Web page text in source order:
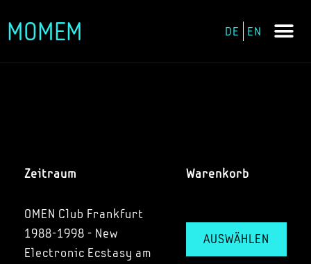
Zum
MOMEM DE EN
Zeitraum Warenkorb
OMEN Club Frankfurt
1988-1998 - New
Electronic Ecstasy am
AUSWÄHLEN